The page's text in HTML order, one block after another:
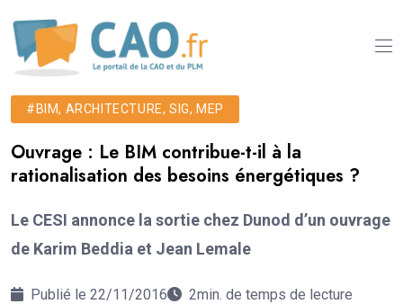
#BIM, ARCHITECTURE, SIG, MEP
Ouvrage : Le BIM contribue-t-il à la
rationalisation des besoins énergétiques ?
Le CESI annonce la sortie chez Dunod d’un ouvrage
de Karim Beddia et Jean Lemale
Publié le 22/11/2016 2min. de temps de lecture